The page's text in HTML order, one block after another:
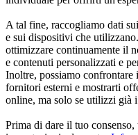
A tal fine, raccogliamo dati
e sui dispositivi che
ottimizzare continuamente il
e contenuti personalizzati e
Inoltre, possiamo
fornitori esterni e mostrarti
online, ma solo se utilizzi già
Prima di dare il tuo